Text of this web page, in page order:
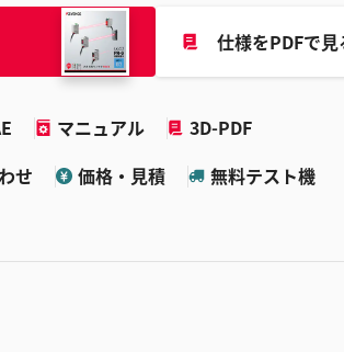
仕様をPDFで見
マニュアル
3D-PDF
せ 価格・見積 無料テスト機